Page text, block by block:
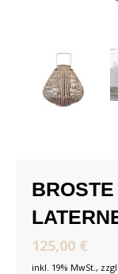
125,00 €
inkl. 19% MwSt., zzgl.